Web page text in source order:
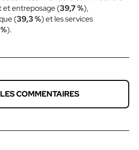
et entreposage (39,7 %),
(39,3 %) et les services
).
COMMENTAIRES